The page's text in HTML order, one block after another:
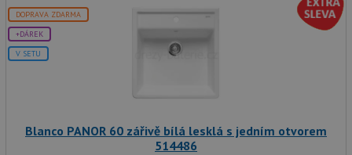
DOPRAVA ZDARMA
+DÁREK
V SETU
Blanco PANOR 60 zářivě bílá lesklá s jedním otvorem
514486